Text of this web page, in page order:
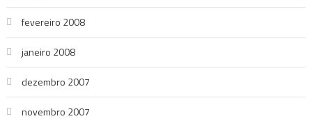
fevereiro 2008
janeiro 2008
dezembro 2007
novembro 2007